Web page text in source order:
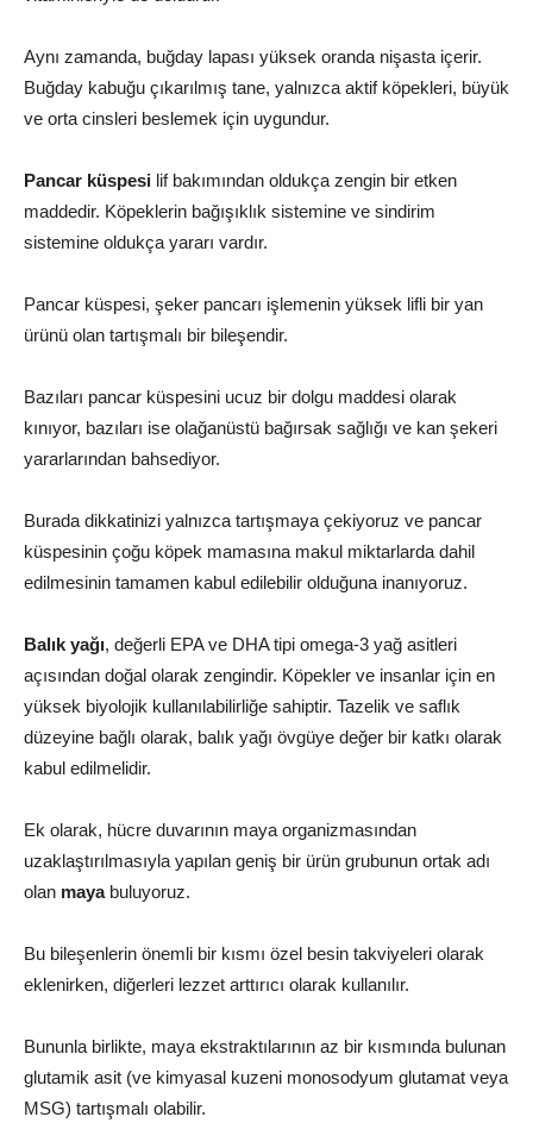
Aynı zamanda, buğday lapası yüksek oranda nişasta içerir.
Buğday kabuğu çıkarılmış tane, yalnızca aktif köpekleri, büyük
ve orta cinsleri beslemek için uygundur.
Pancar küspesi lif bakımından oldukça zengin bir etken
maddedir. Köpeklerin bağışıklık sistemine ve sindirim
sistemine oldukça yararı vardır.
Pancar küspesi, şeker pancarı işlemenin yüksek lifli bir yan
ürünü olan tartışmalı bir bileşendir.
Bazıları pancar küspesini ucuz bir dolgu maddesi olarak
kınıyor, bazıları ise olağanüstü bağırsak sağlığı ve kan şekeri
yararlarından bahsediyor.
Burada dikkatinizi yalnızca tartışmaya çekiyoruz ve pancar
küspesinin çoğu köpek mamasına makul miktarlarda dahil
edilmesinin tamamen kabul edilebilir olduğuna inanıyoruz.
Balık yağı, değerli EPA ve DHA tipi omega-3 yağ asitleri
açısından doğal olarak zengindir. Köpekler ve insanlar için en
yüksek biyolojik kullanılabilirliğe sahiptir. Tazelik ve saflık
düzeyine bağlı olarak, balık yağı övgüye değer bir katkı olarak
kabul edilmelidir.
Ek olarak, hücre duvarının maya organizmasından
uzaklaştırılmasıyla yapılan geniş bir ürün grubunun ortak adı
olan mayabuluyoruz.
Bu bileşenlerin önemli bir kısmı özel besin takviyeleri olarak
eklenirken, diğerleri lezzet arttırıcı olarak kullanılır.
Bununla birlikte, maya ekstraktılarının az bir kısmında bulunan
glutamik asit (ve kimyasal kuzeni monosodyum glutamat veya
MSG) tartışmalı olabilir.